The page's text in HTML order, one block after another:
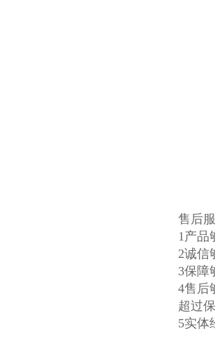
售后
1产品
2诚信
3保障
4售后
超过
5实体